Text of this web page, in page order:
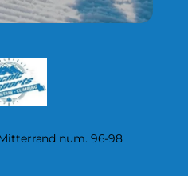
num. 96-98